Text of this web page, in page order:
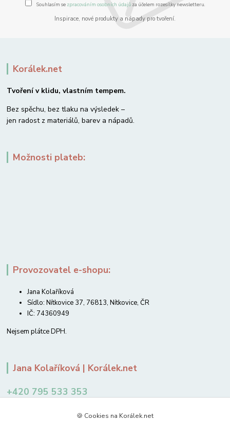
Souhlasím se zpracováním osobních údajůza účelem rozesílky newsletteru.
Inspirace, nové produkty a nápady pro tvoření.
Korálek.net
Tvoření v klidu, vlastním tempem.
Bez spěchu, bez tlaku na výsledek –
jen radost z materiálů, barev a nápadů.
Možnosti plateb:
Provozovatel e-shopu:
Jana Kolaříková
Sídlo: Nítkovice 37, 76813, Nítkovice, ČR
IČ: 74360949
Nejsem plátce DPH.
Jana Kolaříková | Korálek.net
+420 795 533 353
🍪 Cookies na Korálek.net